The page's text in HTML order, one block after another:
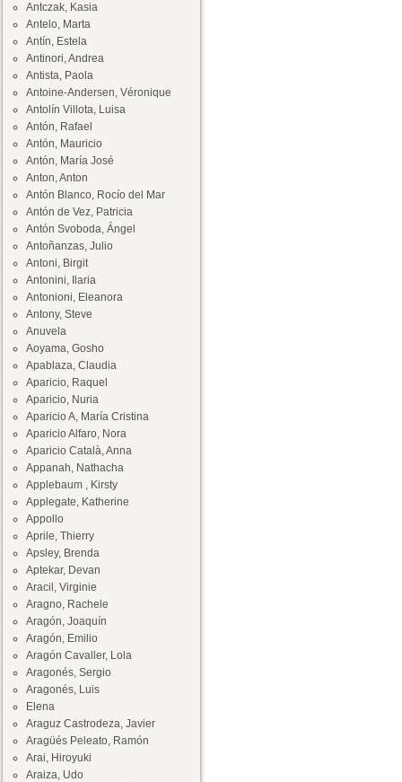
Antczak, Kasia
Antelo, Marta
Antín, Estela
Antinori, Andrea
Antista, Paola
Antoine-Andersen, Véronique
Antolín Villota, Luisa
Antón, Rafael
Antón, Mauricio
Antón, María José
Anton, Anton
Antón Blanco, Rocío del Mar
Antón de Vez, Patricia
Antón Svoboda, Ángel
Antoñanzas, Julio
Antoni, Birgit
Antonini, Ilaria
Antonioni, Eleanora
Antony, Steve
Anuvela
Aoyama, Gosho
Apablaza, Claudia
Aparicio, Raquel
Aparicio, Nuria
Aparicio A, María Cristina
Aparicio Alfaro, Nora
Aparicio Català, Anna
Appanah, Nathacha
Applebaum , Kirsty
Applegate, Katherine
Appollo
Aprile, Thierry
Apsley, Brenda
Aptekar, Devan
Aracil, Virginie
Aragno, Rachele
Aragón, Joaquín
Aragón, Emilio
Aragón Cavaller, Lola
Aragonés, Sergio
Aragonés, Luis
Elena
Araguz Castrodeza, Javier
Aragüés Peleato, Ramón
Arai, Hiroyuki
Araiza, Udo